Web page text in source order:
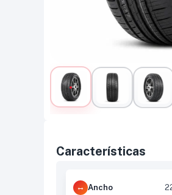
Características
Ancho